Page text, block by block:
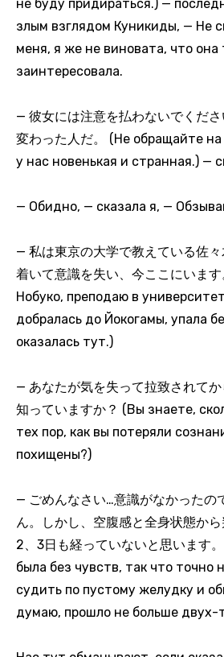
не буду придираться.) —
злым взглядом Куникиды, — Не
меня, я же не виновата, что она
заинтересовала.
— 彼女には注意を払わないでくだ
変わった人だ。 (Не обращайте
у нас новенькая и странная.) —
— Обидно, — сказала я, —
— 私は東京の大学で教えている佐
着いて意識を失い、今ここにいま
Нобуко, преподаю в
добралась до Йокогамы, упала
оказалась тут.)
— あなたが気を失って拉致されて
知っていますか？ (Вы знаете,
тех пор, как вы потеряли
похищены?)
— ごめんなさい…意識がなかったの
ん。しかし、空腹感と全身状態か
2、3日も経っていないと思います
была без чувств, так что точно
судить по пустому желудку и
думаю, прошло не больше двух-